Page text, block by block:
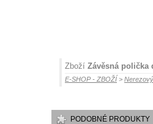
Zboží Závěsná polička
E-SHOP - ZBOŽÍ >
PODOBNÉ PRODUKTY